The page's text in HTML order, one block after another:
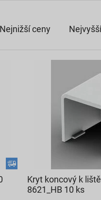
Nejnižší ceny
Kryt koncový k
8621_HB 10 ks